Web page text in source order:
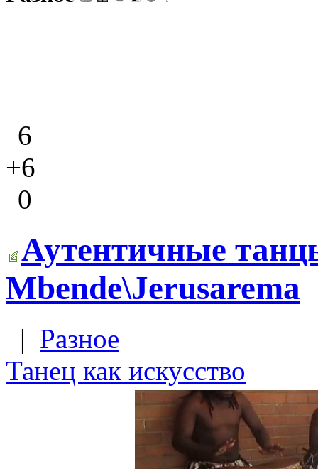
6
+6
0
Аутентичные
Mbende\Jerusarema
| Разное
Танец как искусство